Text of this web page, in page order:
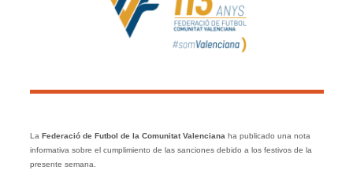
La Federació de Futbol de la Comunitat Valencianaha publicado una nota
informativa sobre el cumplimiento de las sanciones debido a los festivos de la
presente semana.